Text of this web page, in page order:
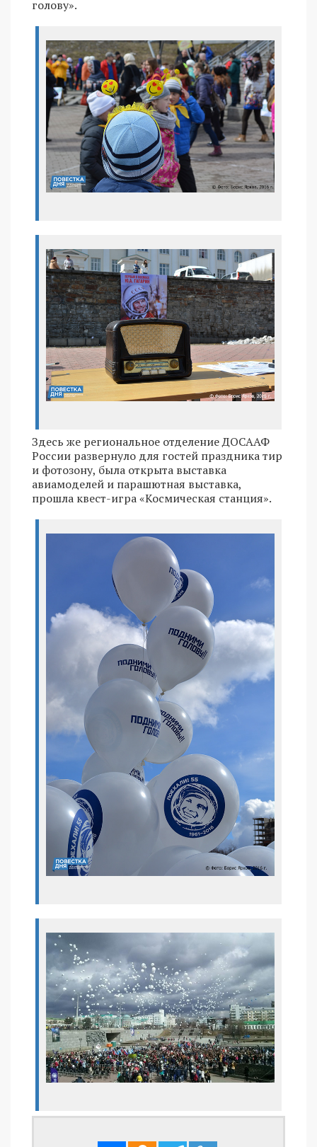
голову».
Здесь же региональное отделение ДОСААФ
России развернуло для гостей праздника тир
и фотозону, была открыта выставка
авиамоделей и парашютная выставка,
прошла квест-игра «Космическая станция».